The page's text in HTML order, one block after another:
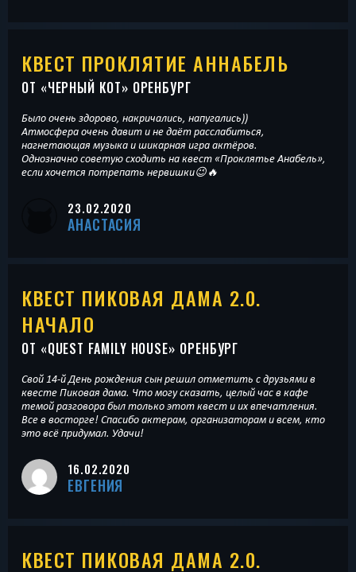
КВЕСТ ПРОКЛЯТИЕ АННАБЕЛЬ
ОТ «ЧЕРНЫЙ КОТ» ОРЕНБУРГ
Было очень здорово, накричались, напугались))
Атмосфера очень давит и не даёт расслабиться,
нагнетающая музыка и шикарная игра актёров.
Однозначно советую сходить на квест «Проклятье Анабель»,
если хочется потрепать нервишки😉🔥
23.02.2020
АНАСТАСИЯ
КВЕСТ ПИКОВАЯ ДАМА 2.0.
НАЧАЛО
ОТ «QUEST FAMILY HOUSE» ОРЕНБУРГ
Свой 14-й День рождения сын решил отметить с друзьями в
квесте Пиковая дама. Что могу сказать, целый час в кафе
темой разговора был только этот квест и их впечатления.
Все в восторге! Спасибо актерам, организаторам и всем, кто
это всё придумал. Удачи!
16.02.2020
ЕВГЕНИЯ
КВЕСТ ПИКОВАЯ ДАМА 2.0.